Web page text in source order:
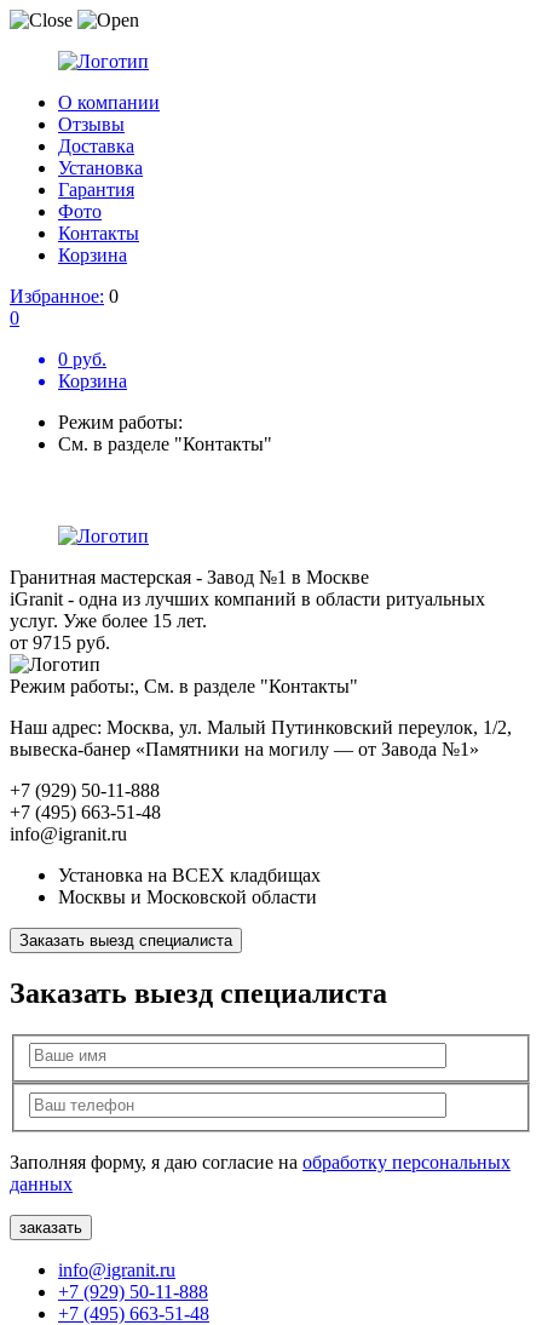
О компании
Отзывы
Доставка
Установка
Гарантия
Фото
Контакты
Корзина
Избранное: 0
0
0 руб.
Корзина
Режим работы:
См. в разделе "Контакты"
Гранитная мастерская - Завод №1 в Москве
iGranit - одна из лучших компаний в области ритуальных
услуг. Уже более 15 лет.
от 9715 руб.
Режим работы:, См. в разделе "Контакты"
Наш адрес: Москва, ул. Малый Путинковский переулок, 1/2,
вывеска-банер «Памятники на могилу — от Завода №1»
+7 (929) 50-11-888
+7 (495) 663-51-48
info@igranit.ru
Установка на ВСЕХ кладбищах
Москвы и Московской области
Заказать выезд специалиста
Заказать выезд специалиста
Заполняя форму, я даю согласие на обработку персональных
данных
info@igranit.ru
+7 (929) 50-11-888
+7 (495) 663-51-48